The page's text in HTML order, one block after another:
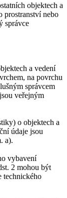
objektech a
prostranství nebo
správce
a vedení
na povrchu
správcem
veřejným
o objektech a
údaje jsou
a).
vybavení
2 mohou být
technického